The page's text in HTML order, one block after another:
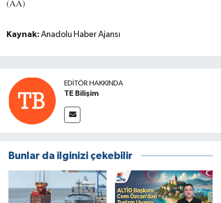
(AA)
Kaynak: Anadolu Haber Ajansı
EDITÖR HAKKINDA
TE Bilişim
Bunlar da ilginizi çekebilir